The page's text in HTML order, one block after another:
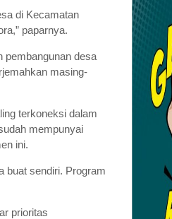
di Kecamatan
paparnya.
pembangunan desa
masing-
terkoneksi dalam
mempunyai
ini.
buat sendiri. Program
prioritas